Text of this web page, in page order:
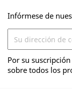
Infórmese de
Por su
sobre todos los